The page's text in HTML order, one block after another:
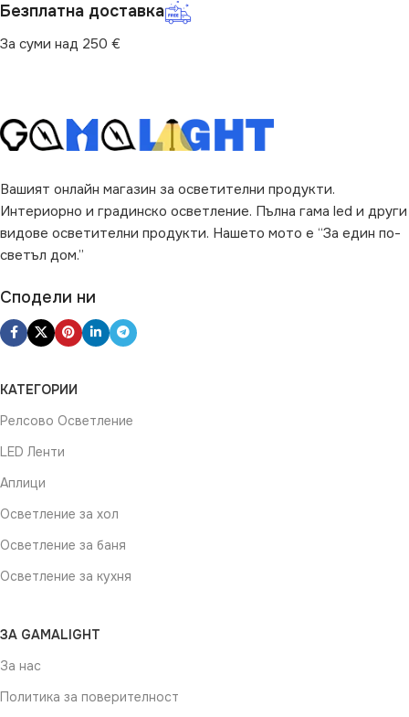
Безплатна доставка
За суми над 250 €
Вашият онлайн магазин за осветителни продукти.
Интериорно и градинско осветление. Пълна гама led и други
видове осветителни продукти. Нашето мото е “За един по-
светъл дом.”
Сподели ни
КАТЕГОРИИ
Релсово Осветление
LED Ленти
Аплици
Осветление за хол
Осветление за баня
Осветление за кухня
ЗА GAMALIGHT
За нас
Политика за поверителност